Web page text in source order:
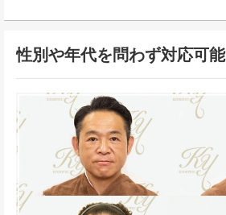
性別や年代を問わず対応可能